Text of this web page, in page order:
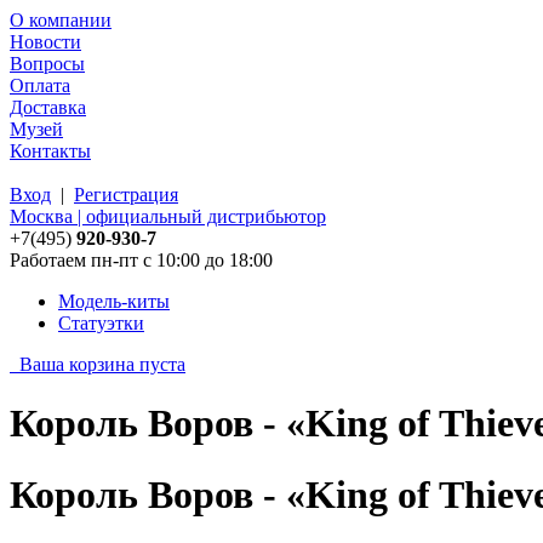
О компании
Новости
Вопросы
Оплата
Доставка
Музей
Контакты
Вход | Регистрация
Москва | официальный дистрибьютор
+7(495) 920-930-7
Работаем пн-пт с 10:00 до 18:00
Модель-киты
Статуэтки
Ваша корзина пуста
Король Воров - «King of
Король Воров - «King of